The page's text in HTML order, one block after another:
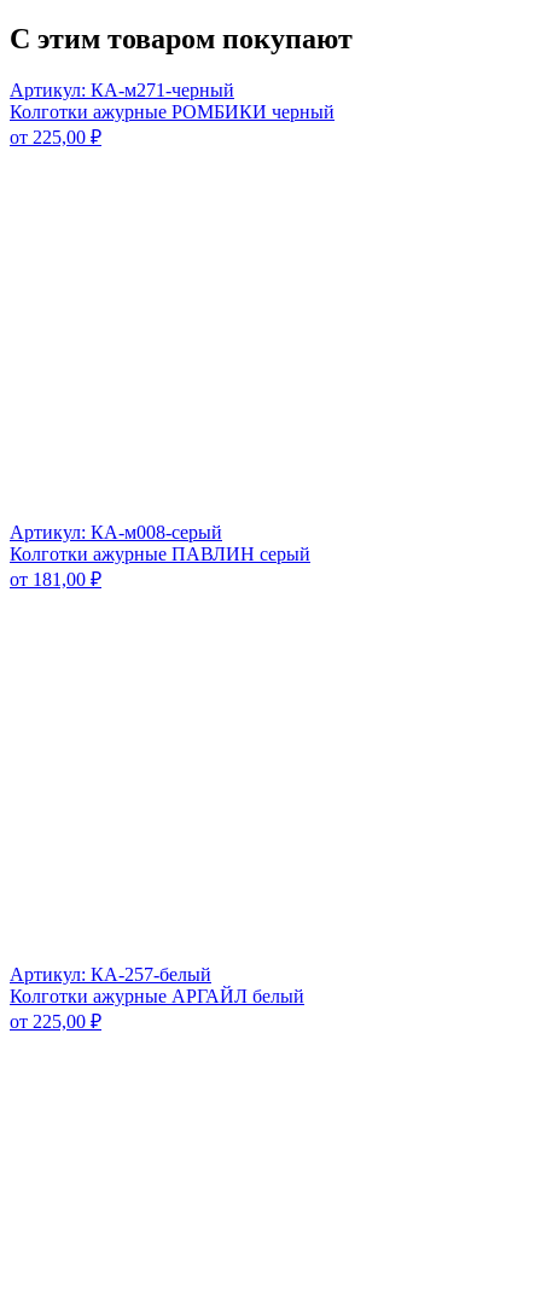
С этим товаром покупают
Артикул: КА-м271-черный
Колготки ажурные РОМБИКИ черный
от 225,00 ₽
Артикул: КА-м008-серый
Колготки ажурные ПАВЛИН серый
от 181,00 ₽
Артикул: КА-257-белый
Колготки ажурные АРГАЙЛ белый
от 225,00 ₽